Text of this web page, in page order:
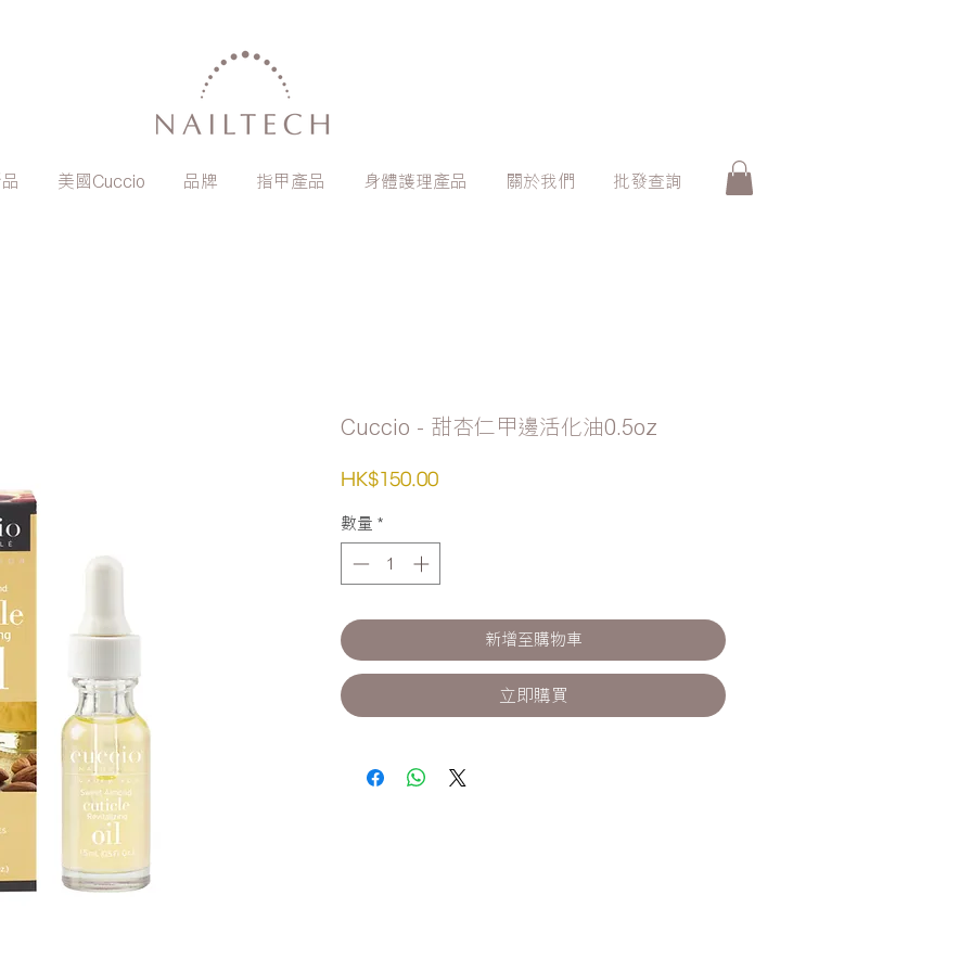
美國Cuccio 品牌 指甲產品 身體護理產品 關於我們 批發查詢
Cuccio - 甜杏仁甲邊活化油0.5oz
HK$150.00價
數量 *
新增至購物車
立即購買